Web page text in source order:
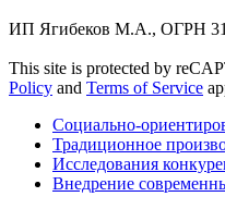
ИП Ягибеков М.А., ОГРН
This site is protected by
Policy and Terms of Service
Социально-
Традиционное
Исследования
Внедрение